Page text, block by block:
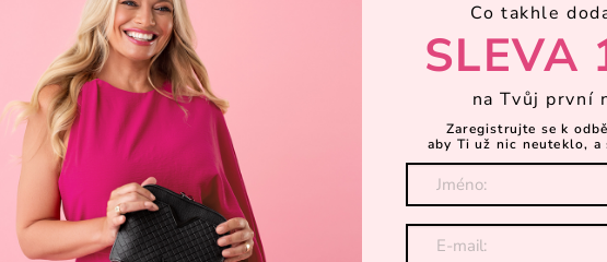
Co takhle
SLEVA
na Tvůj první
Zaregistrujte se k
aby Ti už nic neuteklo, a